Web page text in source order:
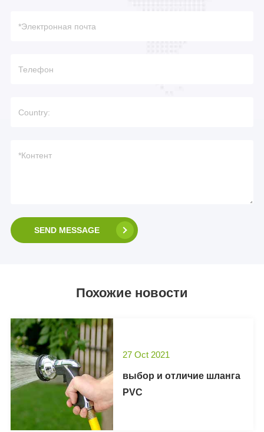
SEND MESSAGE
Похожие новости
27 Oct 2021
выбор и отличие шланга
PVC